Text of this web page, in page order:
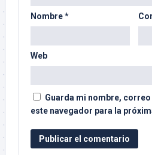
Nombre*
Web
Guarda mi nombre,
este navegador para la